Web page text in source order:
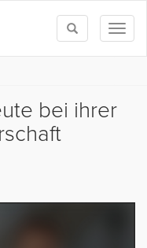
Toggle
search
bei ihrer